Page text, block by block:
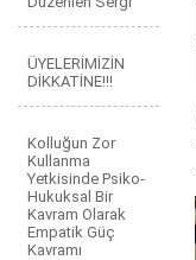
ÜYELERİMİZİN
DİKKATİNE!!!
Kolluğun Zor
Kullanma
Yetkisinde Psiko-
Hukuksal Bir
Kavram Olarak
Empatik Güç
Kavramı